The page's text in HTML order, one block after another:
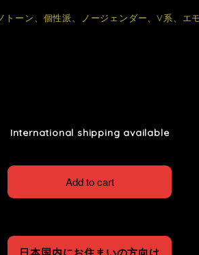
ーン、個性派、ノージェンダー、V系、エ
International shipping available
Add to cart
日本国内にお住まいの方向け